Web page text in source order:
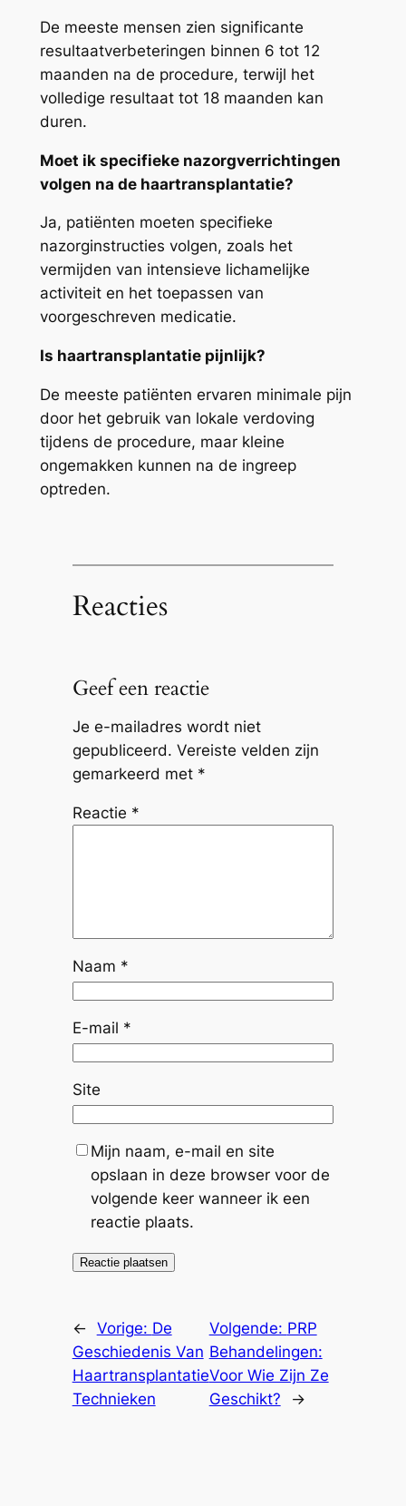
De meeste mensen zien significante
resultaatverbeteringen binnen 6 tot 12
maanden na de procedure, terwijl het
volledige resultaat tot 18 maanden kan
duren.
Moet ik specifieke nazorgverrichtingen
volgen na de haartransplantatie?
Ja, patiënten moeten specifieke
nazorginstructies volgen, zoals het
vermijden van intensieve lichamelijke
activiteit en het toepassen van
voorgeschreven medicatie.
Is haartransplantatie pijnlijk?
De meeste patiënten ervaren minimale pijn
door het gebruik van lokale verdoving
tijdens de procedure, maar kleine
ongemakken kunnen na de ingreep
optreden.
Reacties
Geef een reactie
Je e-mailadres wordt niet
gepubliceerd. Vereiste velden zijn
gemarkeerd met *
Reactie *
Naam *
E-mail *
Site
Mijn naam, e-mail en site
opslaan in deze browser voor de
volgende keer wanneer ik een
reactie plaats.
← Vorige: De
Geschiedenis Van
Haartransplantatie
Technieken
Volgende: PRP
Behandelingen:
Voor Wie Zijn Ze
Geschikt?
→